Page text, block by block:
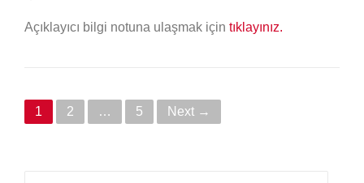
Açıklayıcı bilgi notuna ulaşmak için tıklayınız.
P
1 2 … 5 Next →